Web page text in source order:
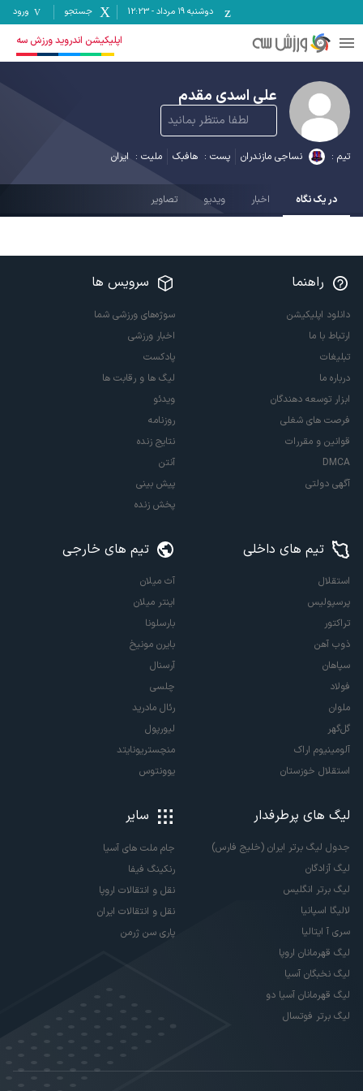
دوشنبه ۱۹ مرداد -
12:23 جستجو ورود
اپلیکیشن اندروید ورزش سه
علی اسدی مقدم
لطفا منتظر بمانید
تیم : نساجی مازندران پست : هافبک ملیت : ایران
در یک نگاه اخبار ویدیو تصاویر
راهنما
دانلود اپلیکیشن
ارتباط با ما
تبلیغات
درباره ما
ابزار توسعه دهندگان
فرصت های شغلی
قوانین و مقررات
DMCA
آگهی دولتی
سرویس ها
سوژه‌های ورزشی شما
اخبار ورزشی
پادکست
لیگ ها و رقابت ها
ویدئو
روزنامه
نتایج زنده
آنتن
پیش بینی
پخش زنده
تیم های داخلی
استقلال
پرسپولیس
تراکتور
ذوب آهن
سپاهان
فولاد
ملوان
گل‌گهر
آلومینیوم اراک
استقلال خوزستان
تیم های خارجی
آث میلان
اینتر میلان
بارسلونا
بایرن مونیخ
آرسنال
چلسی
رئال مادرید
لیورپول
منچستریونایتد
یوونتوس
لیگ های پرطرفدار
جدول لیگ برتر ایران (خلیج فارس)
لیگ آزادگان
لیگ برتر انگلیس
لالیگا اسپانیا
سری آ ایتالیا
لیگ قهرمانان اروپا
لیگ نخبگان آسیا
لیگ قهرمانان آسیا دو
لیگ برتر فوتسال
سایر
جام ملت های آسیا
رنکینگ فیفا
نقل و انتقالات اروپا
نقل و انتقالات ایران
پاری سن ژرمن